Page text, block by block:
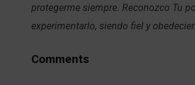
protegerme siempre. Reconozco Tu
experimentarlo, siendo fiel y
Comments